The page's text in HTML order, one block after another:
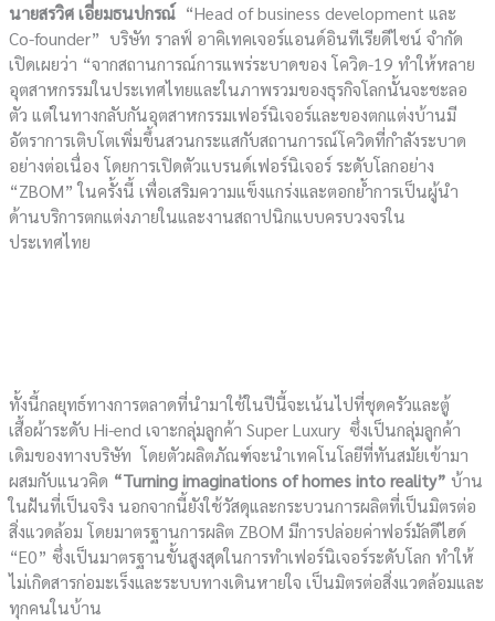
นายสรวิศ เอี่ยมธนปกรณ์ “Head of business development และ
Co-founder” บริษัท ราลฟ์ อาคิเทคเจอร์แอนด์อินทีเรียดีไซน์ จำกัด
เปิดเผยว่า “จากสถานการณ์การแพร่ระบาดของ โควิด-19 ทำให้หลาย
อุตสาหกรรมในประเทศไทยและในภาพรวมของธุรกิจโลกนั้นจะชะลอ
ตัว แต่ในทางกลับกันอุตสาหกรรมเฟอร์นิเจอร์และของตกแต่งบ้านมี
อัตราการเติบโตเพิ่มขึ้นสวนกระแสกับสถานการณ์โควิดที่กำลังระบาด
อย่างต่อเนื่อง โดยการเปิดตัวแบรนด์เฟอร์นิเจอร์ ระดับโลกอย่าง
“ZBOM” ในครั้งนี้ เพื่อเสริมความแข็งแกร่งและตอกย้ำการเป็นผู้นำ
ด้านบริการตกแต่งภายในและงานสถาปนิกแบบครบวงจรใน
ประเทศไทย
ทั้งนี้กลยุทธ์ทางการตลาดที่นำมาใช้ในปีนี้จะเน้นไปที่ชุดครัวและตู้
เสื้อผ้าระดับ Hi-end เจาะกลุ่มลูกค้า Super Luxury ซึ่งเป็นกลุ่มลูกค้า
เดิมของทางบริษัท โดยตัวผลิตภัณฑ์จะนำเทคโนโลยีที่ทันสมัยเข้ามา
ผสมกับแนวคิด “Turning imaginations of homes into reality” บ้าน
ในฝันที่เป็นจริง นอกจากนี้ยังใช้วัสดุและกระบวนการผลิตที่เป็นมิตรต่อ
สิ่งแวดล้อม โดยมาตรฐานการผลิต ZBOM มีการปล่อยค่าฟอร์มัลดีไฮด์
“E0” ซึ่งเป็นมาตรฐานขั้นสูงสุดในการทำเฟอร์นิเจอร์ระดับโลก ทำให้
ไม่เกิดสารก่อมะเร็งและระบบทางเดินหายใจ เป็นมิตรต่อสิ่งแวดล้อมและ
ทุกคนในบ้าน